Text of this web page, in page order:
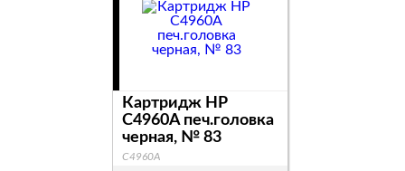
Картридж HP
C4960A печ.головка
черная, № 83
C4960A